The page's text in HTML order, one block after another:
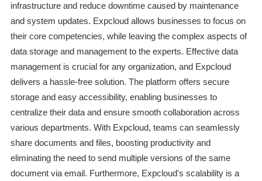
infrastructure and reduce downtime caused by maintenance
and system updates. Expcloud allows businesses to focus on
their core competencies, while leaving the complex aspects of
data storage and management to the experts. Effective data
management is crucial for any organization, and Expcloud
delivers a hassle-free solution. The platform offers secure
storage and easy accessibility, enabling businesses to
centralize their data and ensure smooth collaboration across
various departments. With Expcloud, teams can seamlessly
share documents and files, boosting productivity and
eliminating the need to send multiple versions of the same
document via email. Furthermore, Expcloud's scalability is a